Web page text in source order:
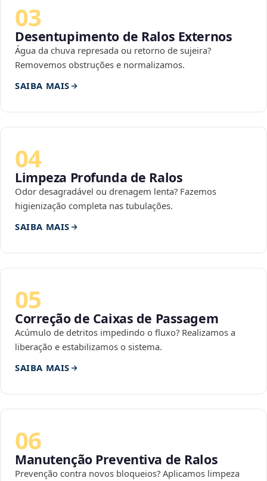
03
Desentupimento de Ralos Externos
Água da chuva represada ou retorno de sujeira?
Removemos obstruções e normalizamos.
SAIBA MAIS
04
Limpeza Profunda de Ralos
Odor desagradável ou drenagem lenta? Fazemos
higienização completa nas tubulações.
SAIBA MAIS
05
Correção de Caixas de Passagem
Acúmulo de detritos impedindo o fluxo? Realizamos a
liberação e estabilizamos o sistema.
SAIBA MAIS
06
Manutenção Preventiva de Ralos
Prevenção contra novos bloqueios? Aplicamos limpeza